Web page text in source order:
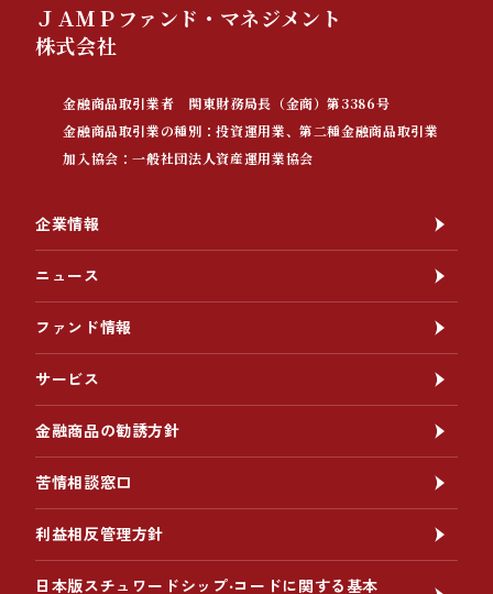
ＪＡＭＰファンド・マネジメント
株式会社
金融商品取引業者 関東財務局長（金商）第3386号
金融商品取引業の種別：投資運用業、第二種金融商品取引業
加入協会：一般社団法人資産運用業協会
企業情報
ニュース
ファンド情報
サービス
金融商品の勧誘方針
苦情相談窓口
利益相反管理方針
日本版スチュワードシップ‧コードに関する基本